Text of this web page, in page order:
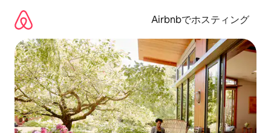
Airbnbでホスティング